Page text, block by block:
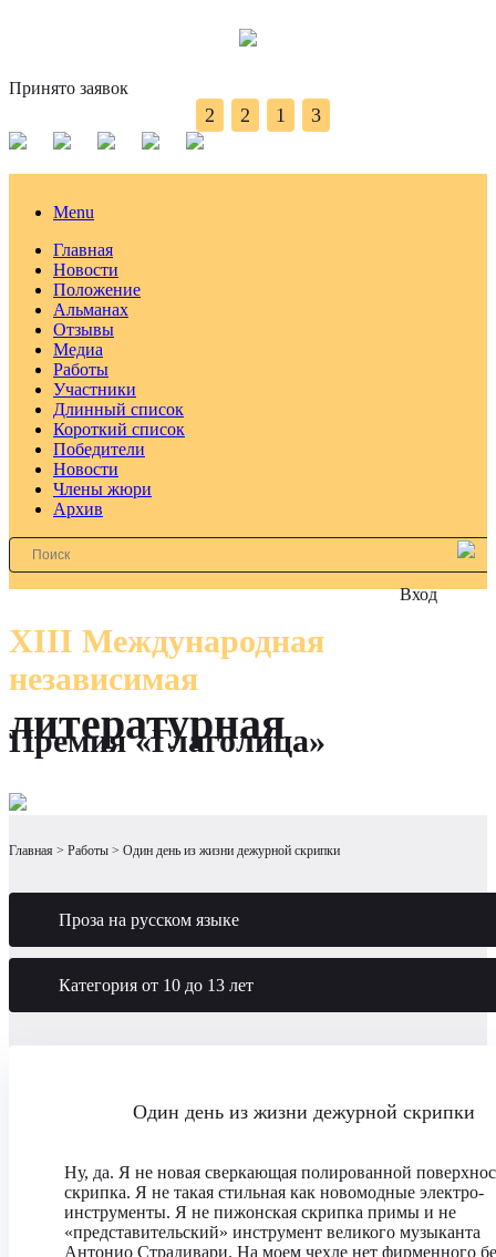
Принято заявок
2 2 1 3
Menu
Главная
Новости
Положение
Альманах
Отзывы
Медиа
Работы
Участники
Длинный список
Короткий список
Победители
Новости
Члены жюри
Архив
Вход
XIII Международная
независимая
литературная
Премия «Глаголица»
Главная Работы Один день из жизни дежурной скрипки
Проза на русском языке
Категория от 10 до 13 лет
Один день из жизни дежурной скрипки
Ну, да. Я не новая сверкающая полированной
скрипка. Я не такая стильная как новомодные электро-
инструменты. Я не пижонская скрипка примы и не
«представительский» инструмент великого музыканта
Антонио Страдивари. На моем чехле нет фирменного